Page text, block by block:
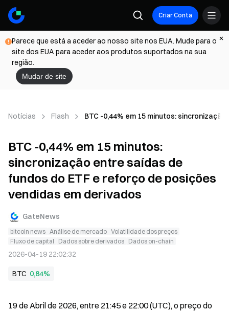
Criar Conta
Parece que está a aceder ao nosso site nos EUA. Mude para o
site dos EUA para aceder aos produtos suportados na sua
região.
Mudar de site
Notícias Flash BTC -0,44% em 15 minutos:
BTC -0,44% em 15 minutos:
sincronização entre saídas de
fundos do ETF e reforço de posições
vendidas em derivados
GateNews
bitcoin news Análise de mercado Volatilidade dos preços
Fluxo de capital
Dados sobre derivados Dados on-chain
2026-04-19 22:02:32
BTC 0,84%
19 de Abril de 2026, entre 21:45 e 22:00 (UTC), o preço do